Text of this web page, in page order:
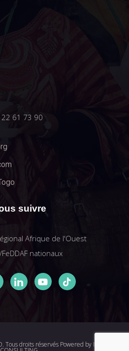
61 73 90
suivre
Afrique de l'Ouest
FeDDAF nationaux
Tous droits réservés Powered by I-MEDIA